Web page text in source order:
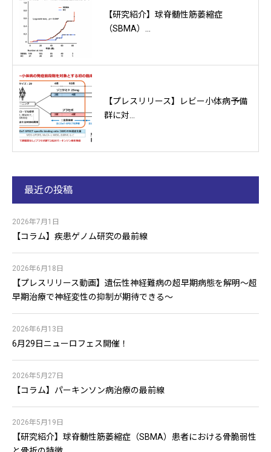
【研究紹介】球脊髄性筋萎縮症
（SBMA）...
【プレスリリース】レビー小体病予備
群に対...
最近の投稿
【コラム】疾患ゲノム研究の最前線
2026年7月1日
【プレスリリース動画】遺伝性神経難病の超早期病態を解明〜超
早期治療で神経変性の抑制が期待できる〜
2026年6月18日
6月29日ニューロフェス開催！
2026年6月13日
【コラム】パーキンソン病治療の最前線
2026年5月27日
【研究紹介】球脊髄性筋萎縮症（SBMA）患者における骨脆弱性
2026年5月19日